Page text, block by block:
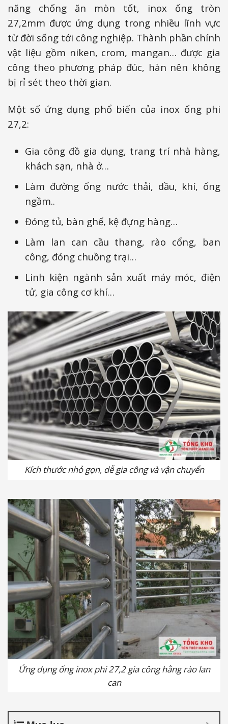
năng chống ăn mòn tốt, inox ống tròn
27,2mm được ứng dụng trong nhiều lĩnh vực
từ đời sống tới công nghiệp. Thành phần chính
vật liệu gồm niken, crom, mangan… được gia
công theo phương pháp đúc, hàn nên không
bị rỉ sét theo thời gian.
Một số ứng dụng phổ biến của inox ống phi
27,2:
Gia công đồ gia dụng, trang trí nhà hàng,
khách sạn, nhà ở…
Làm đường ống nước thải, dầu, khí, ống
ngầm..
Đóng tủ, bàn ghế, kệ đựng hàng…
Làm lan can cầu thang, rào cổng, ban
công, đóng chuồng trại…
Linh kiện ngành sản xuất máy móc, điện
tử, gia công cơ khí…
Kích thước nhỏ gọn, dễ gia công và vận chuyển
Ứng dụng ống inox phi 27,2 gia công hằng rào lan
can